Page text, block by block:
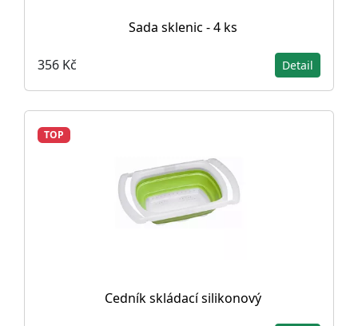
Sada sklenic - 4 ks
356 Kč Detail
TOP
Cedník skládací silikonový